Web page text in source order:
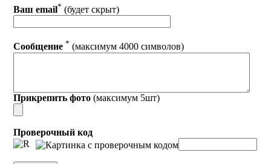
Ваш email* (будет скрыт)
Сообщение * (максимум 4000 символов)
Прикрепить фото (максимум 5шт)
Проверочный код